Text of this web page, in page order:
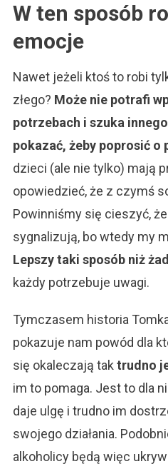
W ten sposób
emocje
Nawet jeżeli ktoś to robi
złego? Może nie potrafi
potrzebach i szuka
pokazać, żeby poprosić o
dzieci (ale nie tylko) mają
opowiedzieć, że z czymś
Powinniśmy się cieszyć,
sygnalizują, bo wtedy my
Lepszy taki sposób niż
każdy potrzebuje uwagi.
Tymczasem historia
pokazuje nam powód dla
się okaleczają taktrudno
im to pomaga. Jest to dla
daje ulgę i trudno im
swojego działania.
alkoholicy będą więc